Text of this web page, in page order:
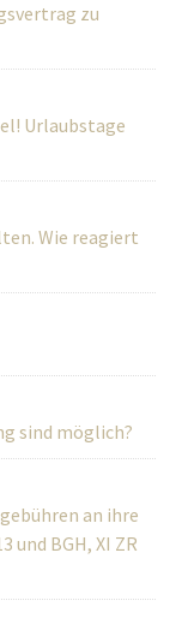
zu
Urlaubstage
Wie reagiert
sind möglich?
an ihre
und BGH, XI ZR